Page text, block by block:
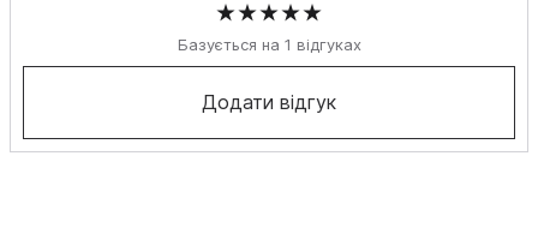
Базується на 1 відгуках
Додати відгук